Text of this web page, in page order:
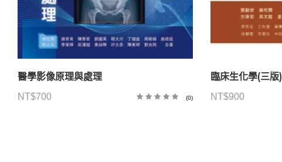
醫學影像原理與處理
NT$700 (0)
臨床生化學(三版)
NT$900